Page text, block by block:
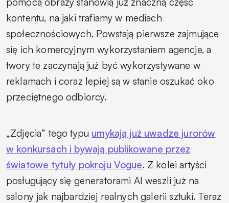
kontentu, na jaki trafiamy w mediach
społecznościowych. Powstają pierwsze zajmujące
się ich komercyjnym wykorzystaniem agencje, a
twory te zaczynają już być wykorzystywane w
reklamach i coraz lepiej są w stanie oszukać oko
przeciętnego odbiorcy.
„Zdjęcia” tego typu umykają już uwadze jurorów
w konkursach i bywają publikowane przez
światowe tytuły pokroju Vogue. Z kolei artyści
posługujący się generatorami AI weszli już na
salony jak najbardziej realnych galerii sztuki. Teraz